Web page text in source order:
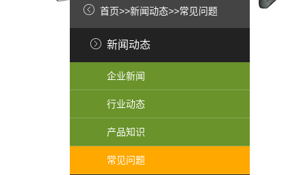
首页>>新闻动态>>常见问题
新闻动态
企业新闻
行业动态
产品知识
常见问题